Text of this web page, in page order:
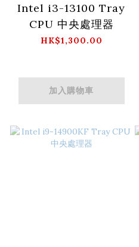
Intel i3-13100 Tray
CPU 中央處理器
HK$1,300.00
加入購物車